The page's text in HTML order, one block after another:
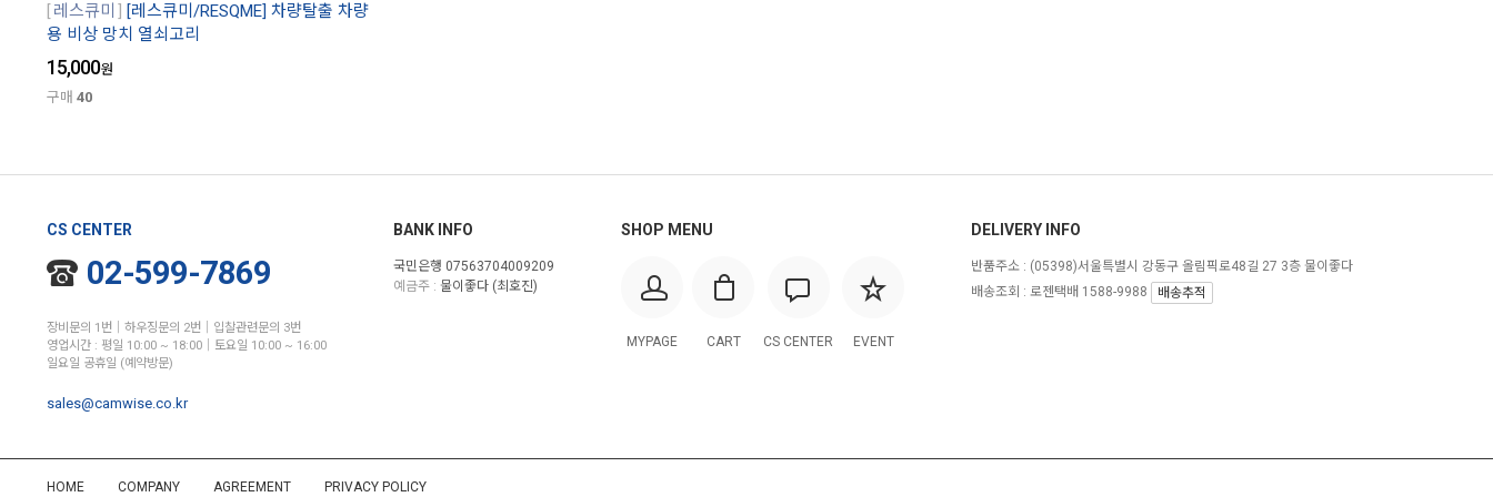
레스큐미
[레스큐미/RESQME] 차량탈출 차량
용 비상 망치 열쇠고리
15,000원
구매 40
CS CENTER
02-599-7869
장비문의 1번│하우징문의 2번│입찰관련문의 3번
영업시간 : 평일 10:00 ~ 18:00│토요일 10:00 ~ 16:00
일요일 공휴일 (예약방문)
sales@camwise.co.kr
BANK INFO
국민은행 07563704009209
예금주 : 물이좋다 (최호진)
SHOP MENU
MYPAGE CART CS CENTER EVENT
DELIVERY INFO
반품주소 : (05398)서울특별시 강동구 올림픽로48길 27 3층 물이좋다
배송조회 : 로젠택배 1588-9988
배송추적
HOME COMPANY AGREEMENT PRIVACY POLICY